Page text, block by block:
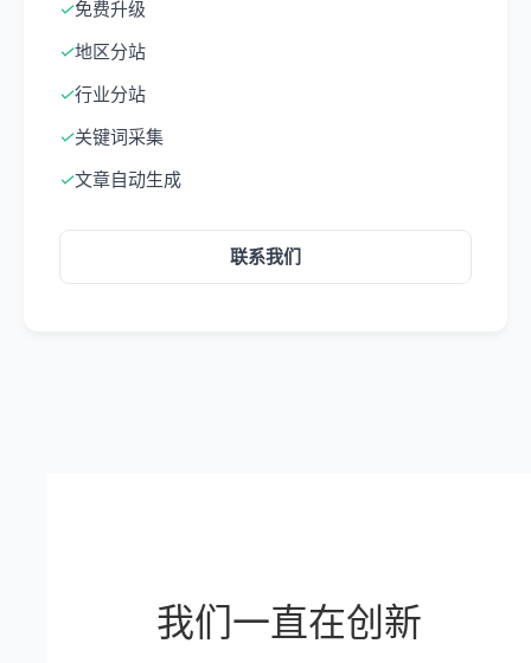
✓免费升级
✓地区分站
✓行业分站
✓关键词采集
✓文章自动生成
联系我们
我们一直在创新